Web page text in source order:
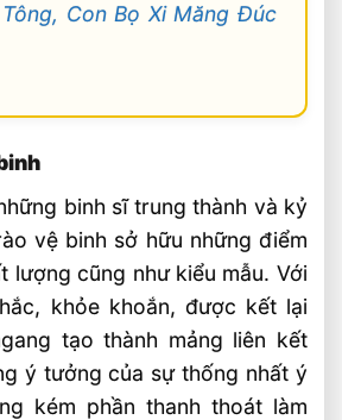
Con Bọ Xi Măng Đúc
binh sĩ trung thành và kỷ
vệ binh sở hữu những điểm
lượng cũng như kiểu mẫu. Với
khỏe khoắn, được kết lại
tạo thành mảng liên kết
ý tưởng của sự thống nhất ý
kém phần thanh thoát làm